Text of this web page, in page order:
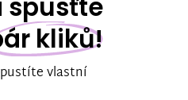
kliků!
vlastní